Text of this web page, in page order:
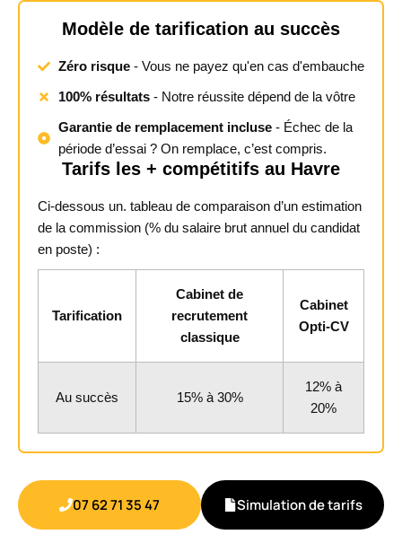
Modèle de tarification au succès
Zéro risque- Vous ne payez qu'en cas d'embauche
100% résultats- Notre réussite dépend de la vôtre
Garantie de remplacement incluse- Échec de la
période d’essai ? On remplace, c’est compris.
Tarifs les + compétitifs au Havre
Ci-dessous un. tableau de comparaison d’un estimation
de la commission (% du salaire brut annuel du candidat
en poste) :
Tarification
Cabinet de
recrutement
classique
Cabinet
Opti-CV
Au succès 15% à 30%
12% à
20%
07 62 71 35 47 Simulation de tarifs